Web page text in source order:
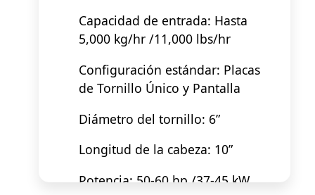
Capacidad de entrada: Hasta
5,000 kg/hr /11,000 lbs/hr
Configuración estándar: Placas
de Tornillo Único y Pantalla
Diámetro del tornillo: 6”
Longitud de la cabeza: 10”
Potencia: 50-60 hp /37-45 kW